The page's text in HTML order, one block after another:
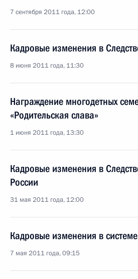
7 сентября 2011 года, 12:00
Кадровые изменения в
8 июня 2011 года, 11:30
Награждение многодетных
«Родительская слава»
1 июня 2011 года, 13:30
Кадровые изменения в
России
31 мая 2011 года, 12:00
Кадровые изменения в
7 мая 2011 года, 09:15